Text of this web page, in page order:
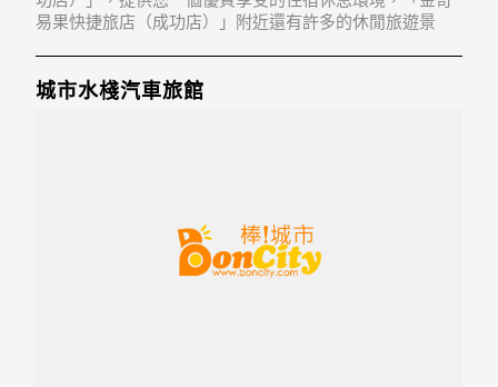
易果快捷旅店（成功店）」附近還有許多的休閒旅遊景
城市水棧汽車旅館